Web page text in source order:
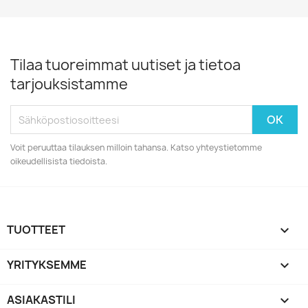
Tilaa tuoreimmat uutiset ja tietoa
tarjouksistamme
Voit peruuttaa tilauksen milloin tahansa. Katso yhteystietomme
oikeudellisista tiedoista.
TUOTTEET 
YRITYKSEMME 
ASIAKASTILI 